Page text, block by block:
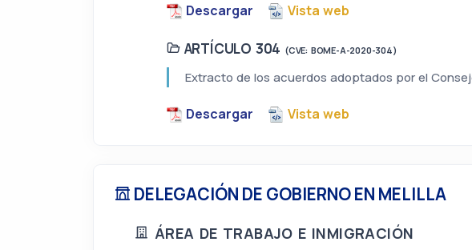
Descargar Vista web
ARTÍCULO 304 (CVE: BOME-A-2020-304)
Extracto de los acuerdos adoptados por el
Descargar Vista web
DELEGACIÓN DE GOBIERNO EN MELILLA
ÁREA DE TRABAJO E INMIGRACIÓN